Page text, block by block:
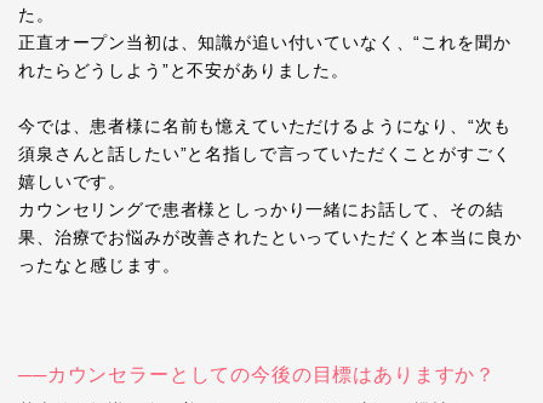
た。
正直オープン当初は、知識が追い付いていなく、“これを聞か
れたらどうしよう”と不安がありました。
今では、患者様に名前も憶えていただけるようになり、“次も
須泉さんと話したい”と名指しで言っていただくことがすごく
嬉しいです。
カウンセリングで患者様としっかり一緒にお話して、その結
果、治療でお悩みが改善されたといっていただくと本当に良か
ったなと感じます。
──カウンセラーとしての今後の目標はありますか？